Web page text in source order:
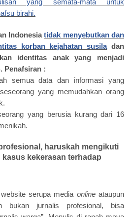
birahi.
Indonesiatidak menyebutkan dan
korban kejahatan susiladan
identitas anak yang menjadi
Penafsiran :
semua data dan informasi yang
yang memudahkan orang
yang berusia kurang dari 16
haruskah mengikuti
kekerasan terhadap
serupa media onlineataupun
bukan jurnalis profesional, bisa